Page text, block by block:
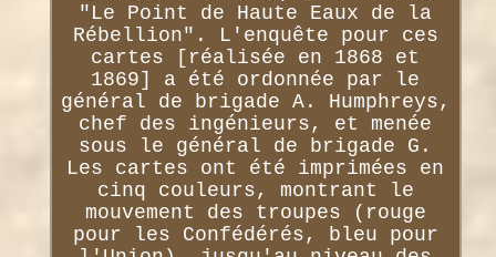
"Le Point de Haute Eaux de la
Rébellion". L'enquête pour ces
cartes [réalisée en 1868 et
1869] a été ordonnée par le
général de brigade A. Humphreys,
chef des ingénieurs, et menée
sous le général de brigade G.
Les cartes ont été imprimées en
cinq couleurs, montrant le
mouvement des troupes (rouge
pour les Confédérés, bleu pour